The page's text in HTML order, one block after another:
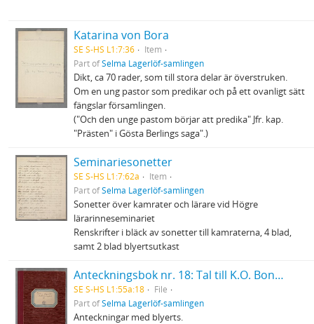
Katarina von Bora
SE S-HS L1:7:36
Item
Part ofSelma Lagerlöf-samlingen
Dikt, ca 70 rader, som till stora delar är överstruken.
Om en ung pastor som predikar och på ett ovanligt sätt
fängslar församlingen.
("Och den unge pastom börjar att predika" Jfr. kap.
"Prästen" i Gösta Berlings saga".)
Seminariesonetter
SE S-HS L1:7:62a
Item
Part ofSelma Lagerlöf-samlingen
Sonetter över kamrater och lärare vid Högre
lärarinneseminariet
Renskrifter i bläck av sonetter till kamraterna, 4 blad,
samt 2 blad blyertsutkast
Anteckningsbok nr. 18: Tal till K.O. Bonnier vid en middag m.m.
SE S-HS L1:55a:18
File
Part ofSelma Lagerlöf-samlingen
Anteckningar med blyerts.